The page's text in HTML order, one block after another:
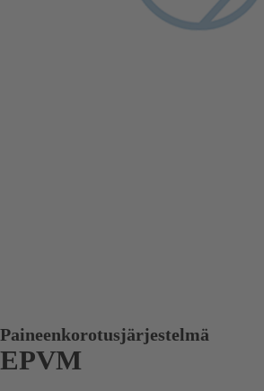
Paineenkorotusjärjestelmä
EPVM